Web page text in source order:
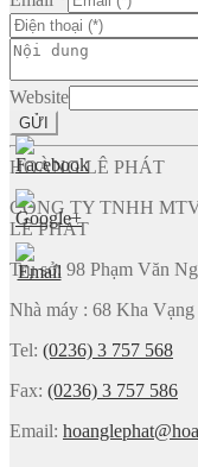
Website
GỬI
HOÀNG LÊ PHÁT
CÔNG TY TNHH
LÊ PHÁT
Trụ sở: 98 Phạm Văn
Nhà máy : 68 Kha
Tel: (0236) 3 757 568
Fax: (0236) 3 757 586
Email: